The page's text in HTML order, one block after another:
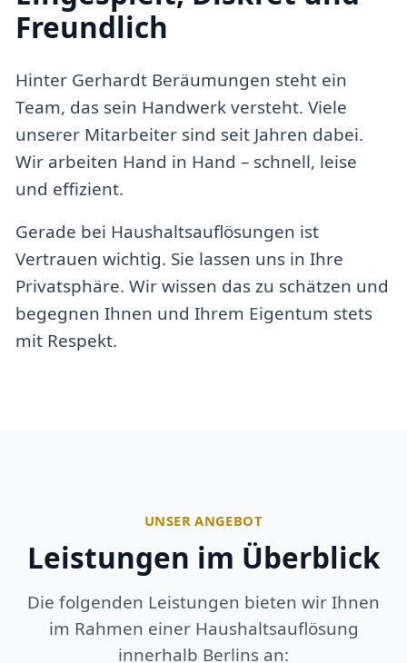
Freundlich
Hinter Gerhardt Beräumungen steht ein
Team, das sein Handwerk versteht. Viele
unserer Mitarbeiter sind seit Jahren dabei.
Wir arbeiten Hand in Hand – schnell, leise
und effizient.
Gerade bei Haushaltsauflösungen ist
Vertrauen wichtig. Sie lassen uns in Ihre
Privatsphäre. Wir wissen das zu schätzen und
begegnen Ihnen und Ihrem Eigentum stets
mit Respekt.
UNSER ANGEBOT
Leistungen im Überblick
Die folgenden Leistungen bieten wir Ihnen
im Rahmen einer Haushaltsauflösung
innerhalb Berlins an: